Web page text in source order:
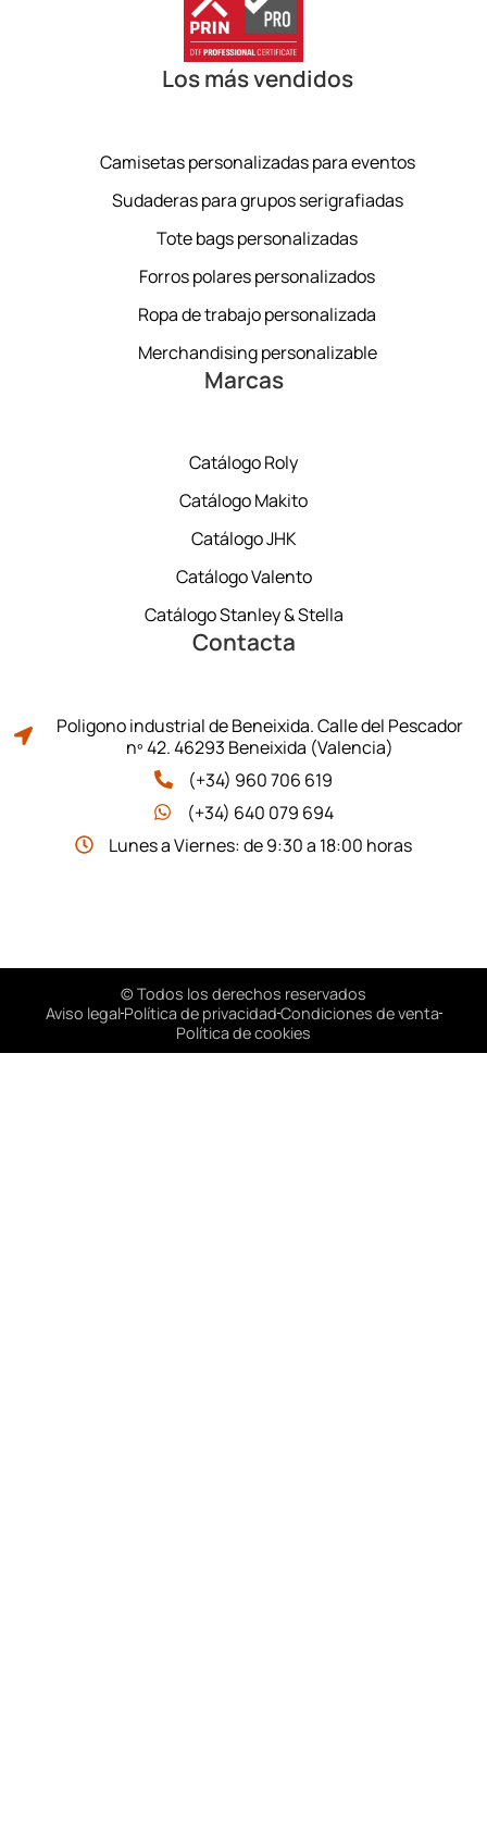
Los más vendidos
Camisetas personalizadas para eventos
Sudaderas para grupos serigrafiadas
Tote bags personalizadas
Forros polares personalizados
Ropa de trabajo personalizada
Merchandising personalizable
Marcas
Catálogo Roly
Catálogo Makito
Catálogo JHK
Catálogo Valento
Catálogo Stanley & Stella
Contacta
Poligono industrial de Beneixida. Calle del Pescador
nº 42. 46293 Beneixida (Valencia)
(+34) 960 706 619
(+34) 640 079 694
Lunes a Viernes: de 9:30 a 18:00 horas
© Todos los derechos reservados
Aviso legalPolítica de privacidadCondiciones de venta
Política de cookies